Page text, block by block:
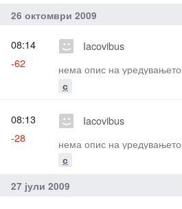
26 октомври 2009
Iacovibus
нема опис на уредувањето
с
08:14
-62
Iacovibus
нема опис на уредувањето
с
08:13
-28
27 јули 2009